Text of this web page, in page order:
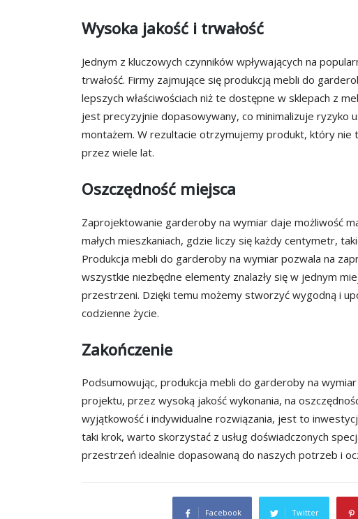
Wysoka jakość i trwałość
Jednym z kluczowych czynników wpływających na
trwałość. Firmy zajmujące się produkcją mebli do
lepszych właściwościach niż te dostępne w sklepach z
jest precyzyjnie dopasowywany, co minimalizuje ryzyko
montażem. W rezultacie otrzymujemy produkt, który nie
przez wiele lat.
Oszczędność miejsca
Zaprojektowanie garderoby na wymiar daje możliwość
małych mieszkaniach, gdzie liczy się każdy centymetr,
Produkcja mebli do garderoby na wymiar pozwala na
wszystkie niezbędne elementy znalazły się w jednym
przestrzeni. Dzięki temu możemy stworzyć wygodną i
codzienne życie.
Zakończenie
Podsumowując, produkcja mebli do garderoby na
projektu, przez wysoką jakość wykonania, na
wyjątkowość i indywidualne rozwiązania, jest to
taki krok, warto skorzystać z usług doświadczonych
przestrzeń idealnie dopasowaną do naszych potrzeb i
Facebook Twitter